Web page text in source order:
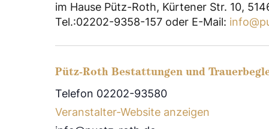
⁢⁢im Hause Pütz-Roth, Kürtener Str. 10,
⁢Tel.:02202-9358-157 oder E-Mail:
Pütz-Roth Bestattungen und
Telefon 02202-93580
Veranstalter-Website anzeigen